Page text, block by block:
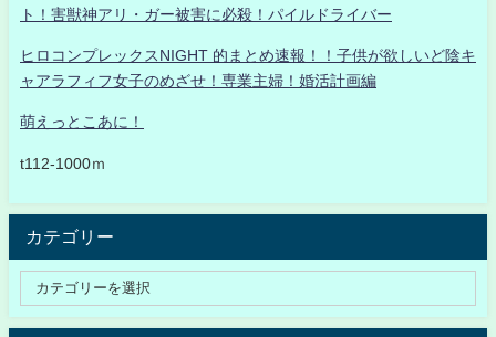
ト！害獣神アリ・ガー被害に必殺！パイルドライバー
ヒロコンプレックスNIGHT 的まとめ速報！！子供が欲しいど陰キ
ャアラフィフ女子のめざせ！専業主婦！婚活計画編
萌えっとこあに！
t112-1000ｍ
カテゴリー